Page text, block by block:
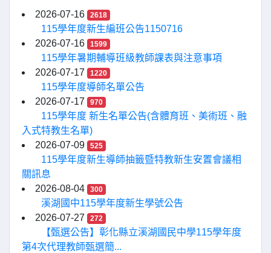
2026-07-16 2618
115學年度新生編班公告1150716
2026-07-16
1599
115學年暑期輔導班級教師課表與注意事項
2026-07-17
1220
115學年度導師名單公告
2026-07-17
970
115學年度 新生名單公告(含體育班、美術班、融
入式特教生名單)
2026-07-09
525
115學年度新生導師抽籤暨特教新生安置會議相
關訊息
2026-08-04
300
溪湖國中115學年度新生學號公告
2026-07-27
272
【甄選公告】彰化縣立溪湖國民中學115學年度
第4次代理教師甄選簡...